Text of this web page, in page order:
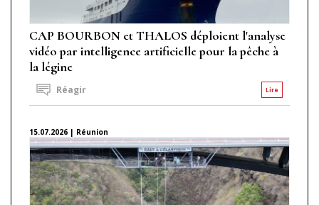
CAP BOURBON et THALOS déploient l'analyse
vidéo par intelligence artificielle pour la pêche à
la légine
Lire
Réagir
15.07.2026 | Réunion